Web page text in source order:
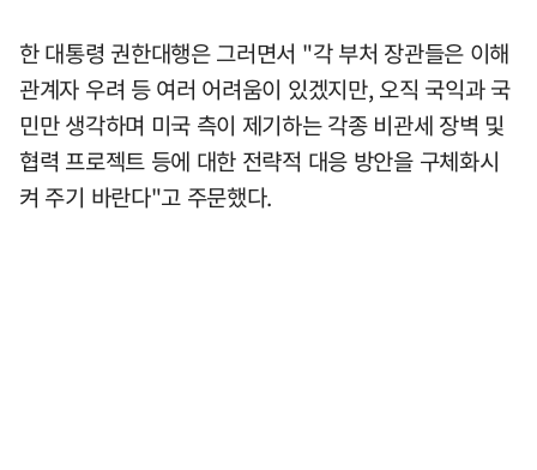
한 대통령 권한대행은 그러면서 "각 부처 장관들은 이해
관계자 우려 등 여러 어려움이 있겠지만, 오직 국익과 국
민만 생각하며 미국 측이 제기하는 각종 비관세 장벽 및
협력 프로젝트 등에 대한 전략적 대응 방안을 구체화시
켜 주기 바란다"고 주문했다.